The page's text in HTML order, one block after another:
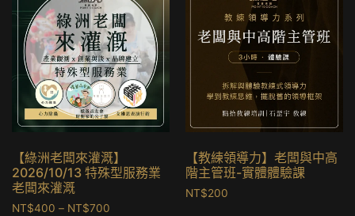
【綠洲老闆來灌溉】
2026/10/13 特殊型服務業
老闆來灌溉
NT$400 – NT$700
【教練領導力】老闆與中高
階主管班-實體體驗課
NT$200